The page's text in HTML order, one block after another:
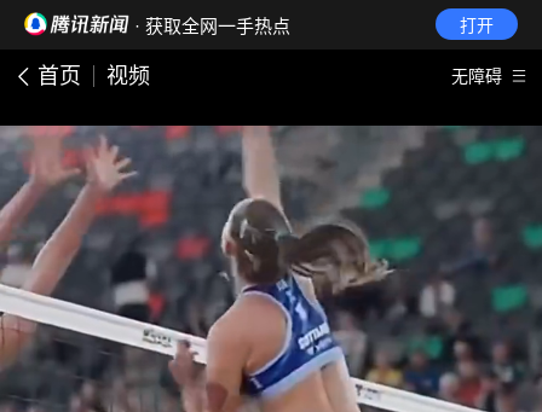
· 获取全网一手热点 打开
首页 视频 无障碍